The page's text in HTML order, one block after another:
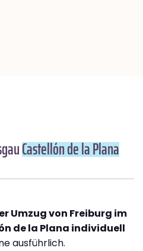
Castellón de la Plana
Umzug von Freiburg im
de la Plana individuell
ausführlich.